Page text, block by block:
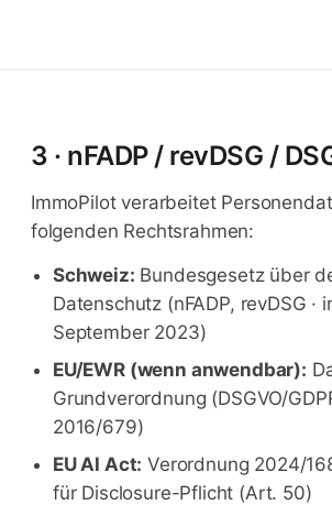
3 · nFADP / revDSG /
ImmoPilot verarbeitet
folgenden Rechtsrahmen:
Schweiz: Bundesgesetz über
Datenschutz (nFADP, revDSG ·
September 2023)
EU/EWR (wenn anwendbar):
Grundverordnung (DSGVO/
2016/679)
EU AI Act: Verordnung 2024/
für Disclosure-Pflicht (Art. 50)